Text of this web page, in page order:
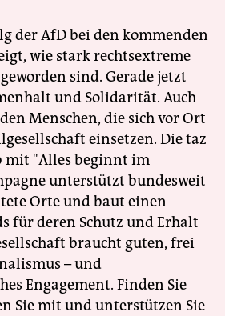
der AfD bei den kommenden
wie stark rechtsextreme
sind. Gerade jetzt
und Solidarität. Auch
Menschen, die sich vor Ort
einsetzen. Die taz
mit "Alles beginnt im
unterstützt bundesweit
Orte und baut einen
für deren Schutz und Erhalt
braucht guten, frei
– und
Engagement. Finden Sie
Sie mit und unterstützen Sie